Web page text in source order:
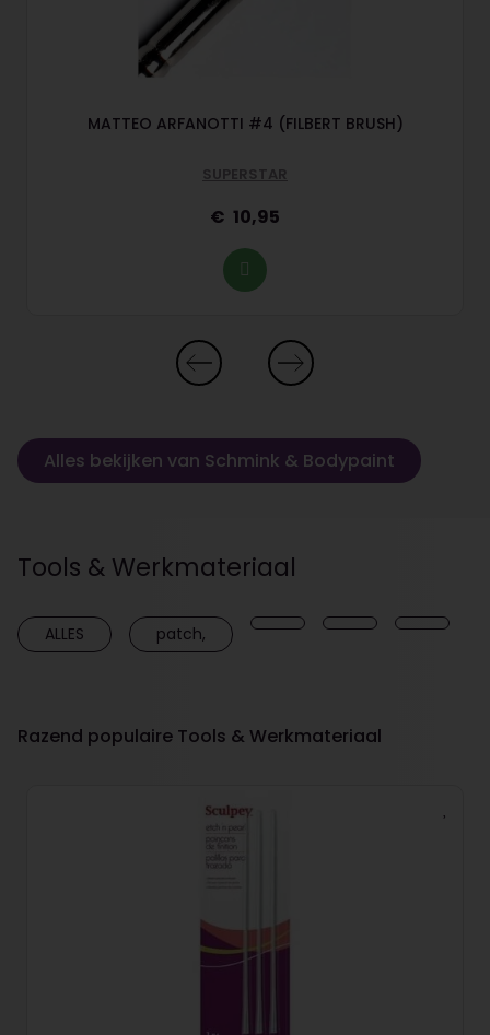
MATTEO ARFANOTTI #4 (FILBERT BRUSH)
SUPERSTAR
10,95
Alles bekijken van Schmink & Bodypaint
Tools & Werkmateriaal
ALLES patch,
Razend populaire Tools & Werkmateriaal